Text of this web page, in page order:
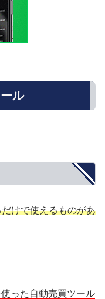
ル
けで使えるものがあ
った自動売買ツール